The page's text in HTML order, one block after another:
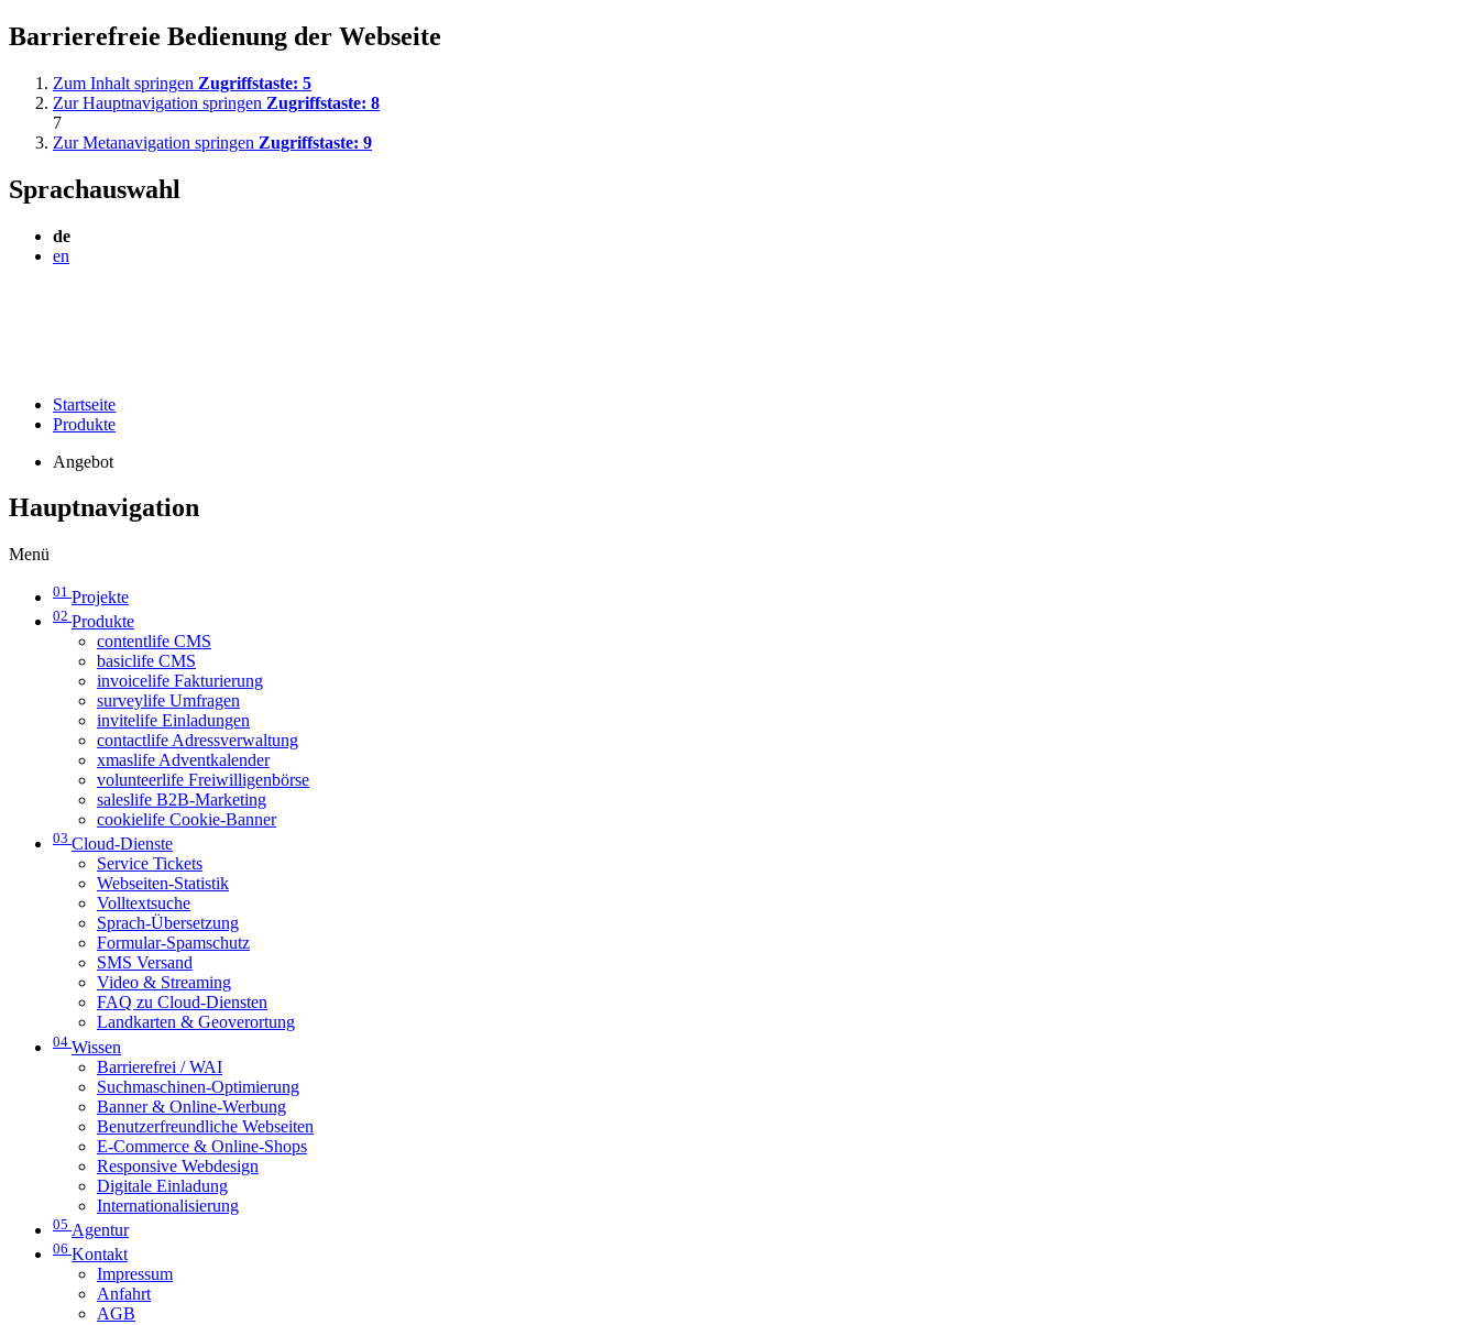
Barrierefreie Bedienung der Webseite
Zum Inhalt springen Zugriffstaste: 5
Zur Hauptnavigation springen Zugriffstaste: 8
7
Zur Metanavigation springen Zugriffstaste: 9
Sprachauswahl
de
en
Startseite
Produkte
Angebot
Hauptnavigation
Menü
01 Projekte
02 Produkte
contentlife CMS
basiclife CMS
invoicelife Fakturierung
surveylife Umfragen
invitelife Einladungen
contactlife Adressverwaltung
xmaslife Adventkalender
volunteerlife Freiwilligenbörse
saleslife B2B-Marketing
cookielife Cookie-Banner
03 Cloud-Dienste
Service Tickets
Webseiten-Statistik
Volltextsuche
Sprach-Übersetzung
Formular-Spamschutz
SMS Versand
Video & Streaming
FAQ zu Cloud-Diensten
Landkarten & Geoverortung
04 Wissen
Barrierefrei / WAI
Suchmaschinen-Optimierung
Banner & Online-Werbung
Benutzerfreundliche Webseiten
E-Commerce & Online-Shops
Responsive Webdesign
Digitale Einladung
Internationalisierung
05 Agentur
06 Kontakt
Impressum
Anfahrt
AGB